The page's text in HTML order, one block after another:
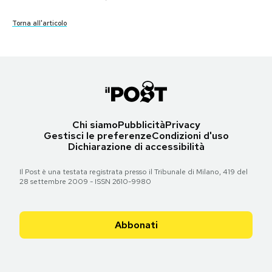
Regala il Post
Torna all'articolo
Chi siamoPubblicitàPrivacy
Gestisci le preferenzeCondizioni d'uso
Dichiarazione di accessibilità
Il Post è una testata registrata presso il Tribunale di Milano, 419 del
28 settembre 2009 - ISSN 2610-9980
Abbonati